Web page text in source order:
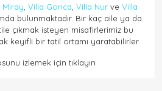
Miray Villa Gonca Villa Nur ve Villa
bulunmaktadır. Bir kaç aile ya da
çıkmak isteyen misafirlerimiz bu
keyifli bir tatil ortamı yaratabilirler.
izlemek için tıklayın